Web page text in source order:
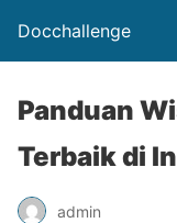
Docchallenge
Panduan
Terbaik di
admin